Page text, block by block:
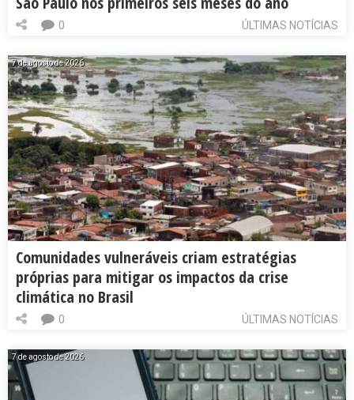
ÚLTIMAS NOTÍCIAS
0
7 de agosto de 2026
Comunidades vulneráveis criam estratégias
próprias para mitigar os impactos da crise
climática no Brasil
ÚLTIMAS NOTÍCIAS
0
7 de agosto de 2026